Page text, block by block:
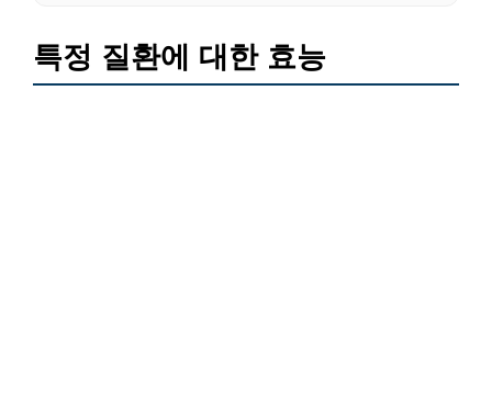
특정 질환에 대한 효능